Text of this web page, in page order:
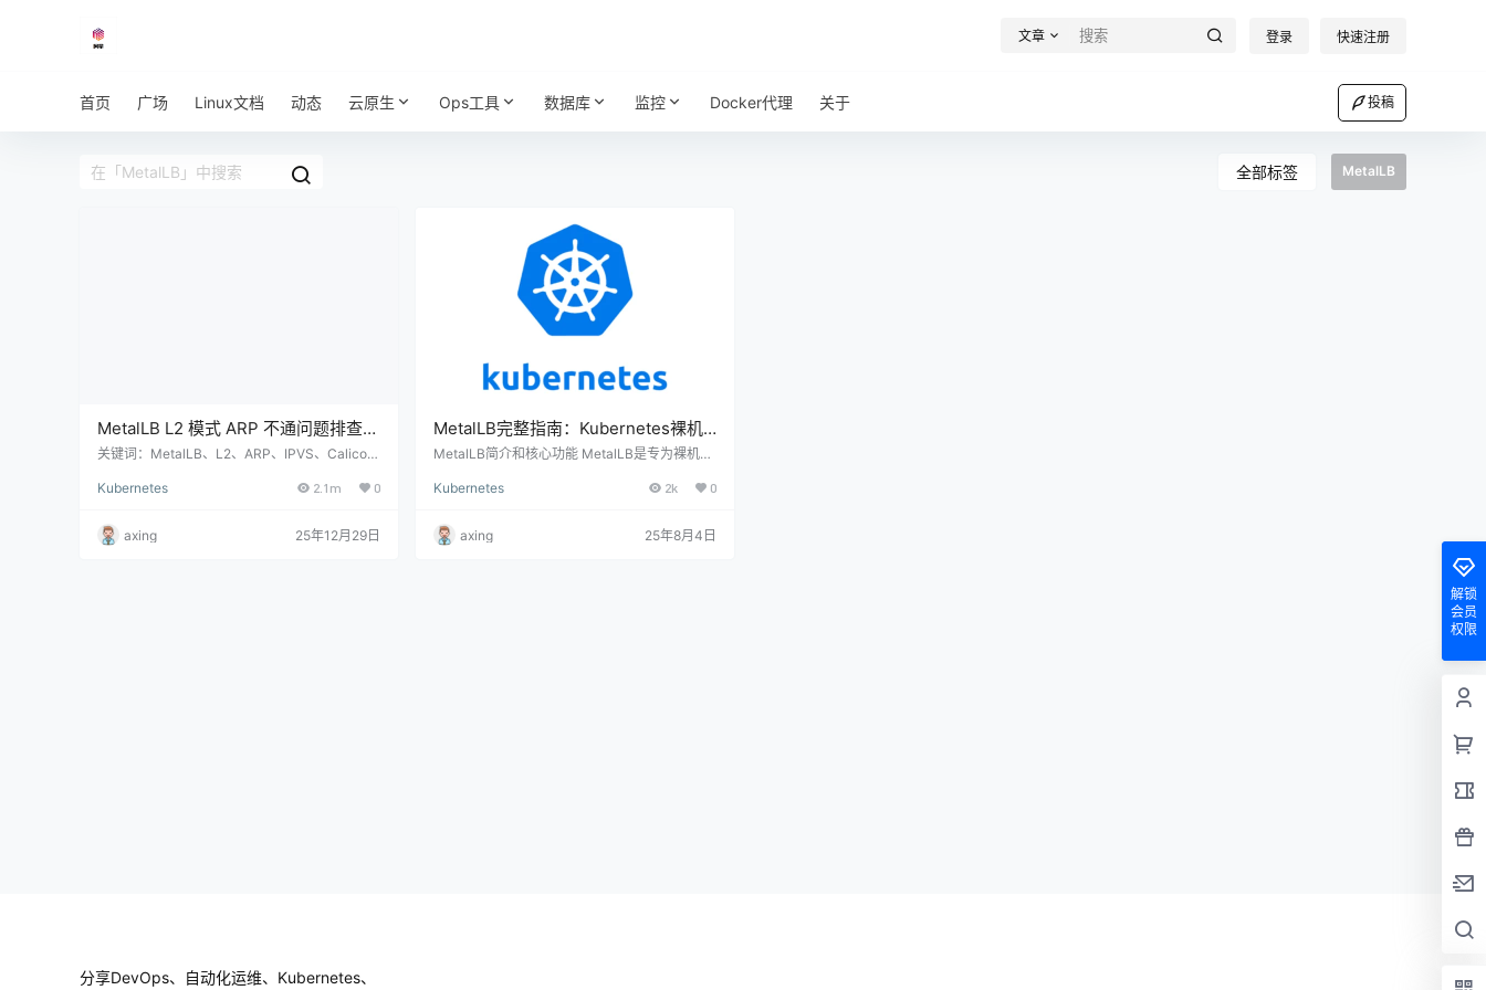
文章 登录 快速注册
首页 广场 Linux文档 动态 云原生 Ops工具 数据库 监控 Docker代理 关于 投稿
全部标签 MetalLB
MetalLB L2 模式 ARP 不通问题排查与
解决（IPVS + Calico 实战）
关键词：MetalLB、L2、ARP、IPVS、Calico、
裸金属 / 虚拟机 Kubernetes 集群，无云厂商 LB
LB（L2 模式），为 nginx-ingress 创建 Service
type=LoadBalancer： Service 已正常分配…
Kubernetes 2.1m 0
axing 25年12月29日
MetalLB完整指南：Kubernetes裸机
集群负载均衡解决方案
MetalLB简介和核心功能 MetalLB是专为裸机Ku
平台环境中，Kubernetes可以通过LoadBalanc
器。然而，在自建的物理服务器集群中，这种机
制无法正常工作，新创建的LoadBalancer服务
Kubernetes 2k 0
axing 25年8月4日
解锁
会员
权限
分享DevOps、自动化运维、Kubernetes、